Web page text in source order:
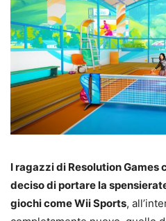
I ragazzi di Resolution Games
deciso di portare la
giochi come Wii Sports,